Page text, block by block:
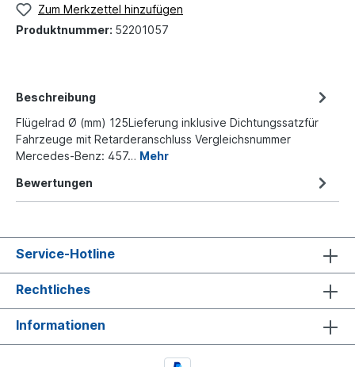
Zum Merkzettel hinzufügen
Produktnummer: 52201057
Beschreibung
Flügelrad Ø (mm) 125Lieferung inklusive Dichtungssatzfür
Fahrzeuge mit Retarderanschluss Vergleichsnummer
Mercedes-Benz: 457… Mehr
Bewertungen
Service-Hotline
Rechtliches
Informationen